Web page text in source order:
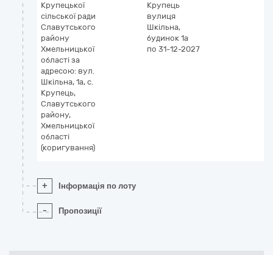
Крупецької
сільської ради
Славутського
району
Хмельницької
області за
адресою: вул.
Шкільна, 1а, с.
Крупець,
Славутського
району,
Хмельницької
області
(коригування)
Крупець
вулиця
Шкільна,
будинок 1а
по 31-12-2027
+ Інформація по лоту
- Пропозиції